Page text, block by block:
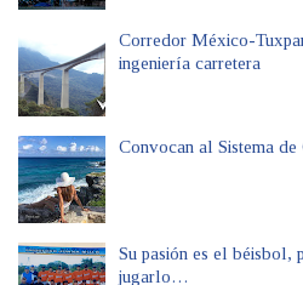
Corredor México-
ingeniería carretera
Convocan al Sistema
Su pasión es el béisbol,
jugarlo…